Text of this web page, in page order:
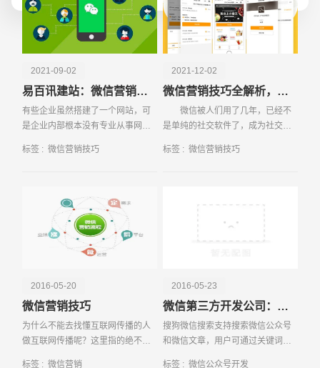
2021-09-02
易百讯建站：微信营销技巧有哪些
有些企业虽然搭建了一个网站，可
是企业内部根本没有专业从事网站
选择网站代运营，交给专业的网站
标签 : 微信营销技巧
2021-12-02
微信营销技巧全解析，怎么实现价值最大化
微信被人们用了几年，已经不
是单纯的社交软件了，成为社交主
成为现在成为一个平台，一种和我
标签 : 微信营销技巧
2016-05-20
微信营销技巧
为什么不能去找懂互联网传播的人
做互联网传播呢？这里指的绝不是
标签 : 微信营销
2016-05-23
微信第三方开发公司：微信公众号搜索排名九大规则
搜狗微信搜索支持搜索微信公众号
和微信文章，用户可通过关键词搜
标签 : 微信公众号开发
请输入您的公司名称